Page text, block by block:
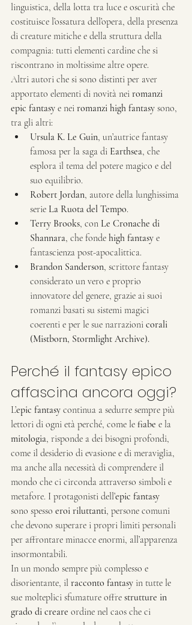
linguistica, della lotta tra luce e oscurità che
costituisce l’ossatura dell’opera, della presenza
di creature mitiche e della struttura della
compagnia: tutti elementi cardine che si
riscontrano in moltissime altre opere.
Altri autori che si sono distinti per aver
apportato elementi di novità nei romanzi
epic fantasy e nei romanzi high fantasy sono,
tra gli altri:
Ursula K. Le Guin, un’autrice fantasy
famosa per la saga di Earthsea, che
esplora il tema del potere magico e del
suo equilibrio.
Robert Jordan, autore della lunghissima
serie La Ruota del Tempo.
Terry Brooks, con Le Cronache di
Shannara, che fonde high fantasy e
fantascienza post-apocalittica.
Brandon Sanderson, scrittore fantasy
considerato un vero e proprio
innovatore del genere, grazie ai suoi
romanzi basati su sistemi magici
coerenti e per le sue narrazioni corali
(Mistborn, Stormlight Archive).
Perché il fantasy epico
affascina ancora oggi?
L’epic fantasy continua a sedurre sempre più
lettori di ogni età perché, come le fiabe e la
mitologia, risponde a dei bisogni profondi,
come il desiderio di evasione e di meraviglia,
ma anche alla necessità di comprendere il
mondo che ci circonda attraverso simboli e
metafore. I protagonisti dell’epic fantasy
sono spesso eroi riluttanti, persone comuni
che devono superare i propri limiti personali
per affrontare minacce enormi, all’apparenza
insormontabili.
In un mondo sempre più complesso e
disorientante, il racconto fantasy in tutte le
sue molteplici sfumature offre strutture in
grado di creare ordine nel caos che ci